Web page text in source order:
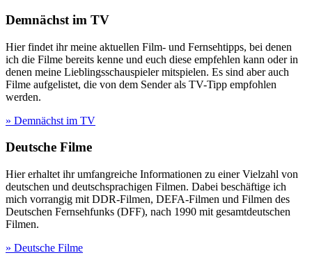
Demnächst im TV
Hier findet ihr meine aktuellen Film- und Fernsehtipps, bei denen
ich die Filme bereits kenne und euch diese empfehlen kann oder in
denen meine Lieblingsschauspieler mitspielen. Es sind aber auch
Filme aufgelistet, die von dem Sender als TV-Tipp empfohlen
werden.
» Demnächst im TV
Deutsche Filme
Hier erhaltet ihr umfangreiche Informationen zu einer Vielzahl von
deutschen und deutschsprachigen Filmen. Dabei beschäftige ich
mich vorrangig mit DDR-Filmen, DEFA-Filmen und Filmen des
Deutschen Fernsehfunks (DFF), nach 1990 mit gesamtdeutschen
Filmen.
» Deutsche Filme